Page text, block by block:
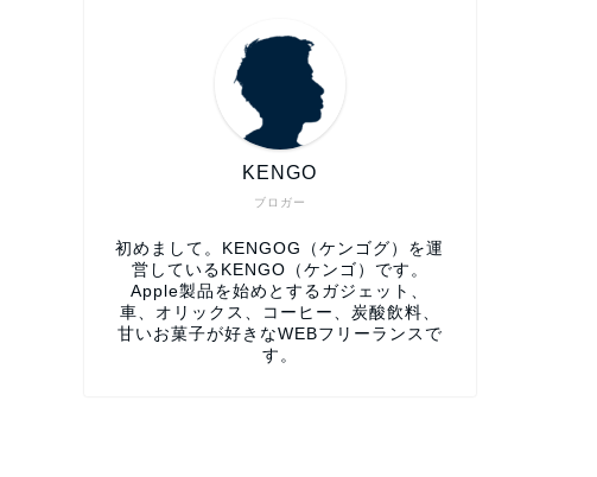
ブロガー
KENGO
初めまして。KENGOG（ケンゴグ）を運
営しているKENGO（ケンゴ）です。
Apple製品を始めとするガジェット、
車、オリックス、コーヒー、炭酸飲料、
甘いお菓子が好きなWEBフリーランスで
す。